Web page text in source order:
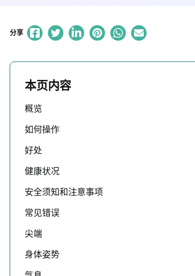
分享
本页内容
概览
如何操作
好处
健康状况
安全须知和注意事项
常见错误
尖端
身体姿势